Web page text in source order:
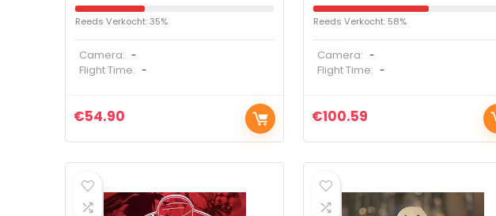
Reeds Verkocht: 35%
Camera: -
Flight Time: -
€54.90
Reeds Verkocht: 58%
Camera: -
Flight Time: -
€100.59